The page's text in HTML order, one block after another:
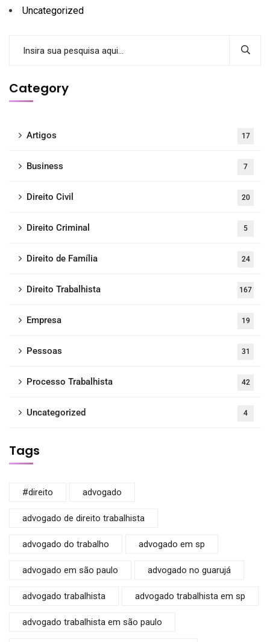
Uncategorized
Category
Artigos 17
Business 7
Direito Civil 20
Direito Criminal 5
Direito de Família 24
Direito Trabalhista 167
Empresa 19
Pessoas 31
Processo Trabalhista 42
Uncategorized 4
Tags
#direito advogado
advogado de direito trabalhista
advogado do trabalho advogado em sp
advogado em são paulo advogado no guarujá
advogado trabalhista advogado trabalhista em sp
advogado trabalhista em são paulo